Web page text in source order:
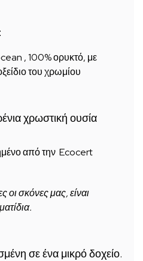
, 100% ορυκτό, με
του χρωμίου
χρωστική ουσία
από την Ecocert
σκόνες μας, είναι
σε ένα μικρό δοχείο.